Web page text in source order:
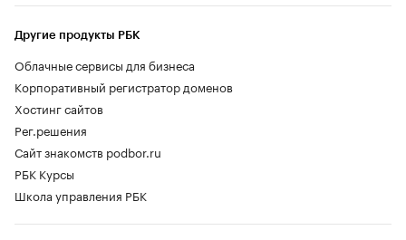
Другие продукты РБК
Облачные сервисы для бизнеса
Корпоративный регистратор доменов
Хостинг сайтов
Рег.решения
Сайт знакомств podbor.ru
РБК Курсы
Школа управления РБК